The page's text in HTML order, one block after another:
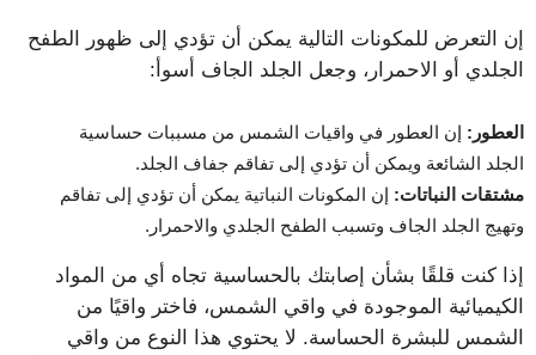
إن التعرض للمكونات التالية يمكن أن تؤدي إلى ظهور الطفح
الجلدي أو الاحمرار، وجعل الجلد الجاف أسوأ:
العطور: إن العطور في واقيات الشمس من مسببات حساسية
الجلد الشائعة ويمكن أن تؤدي إلى تفاقم جفاف الجلد.
مشتقات النباتات: إن المكونات النباتية يمكن أن تؤدي إلى تفاقم
وتهيج الجلد الجاف وتسبب الطفح الجلدي والاحمرار.
إذا كنت قلقًا بشأن إصابتك بالحساسية تجاه أي من المواد
الكيميائية الموجودة في واقي الشمس، فاختر واقيًا من
الشمس للبشرة الحساسة. لا يحتوي هذا النوع من واقي